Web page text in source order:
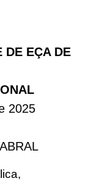
DE EÇA DE
2025